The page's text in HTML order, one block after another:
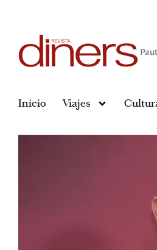
Inicio Viajes